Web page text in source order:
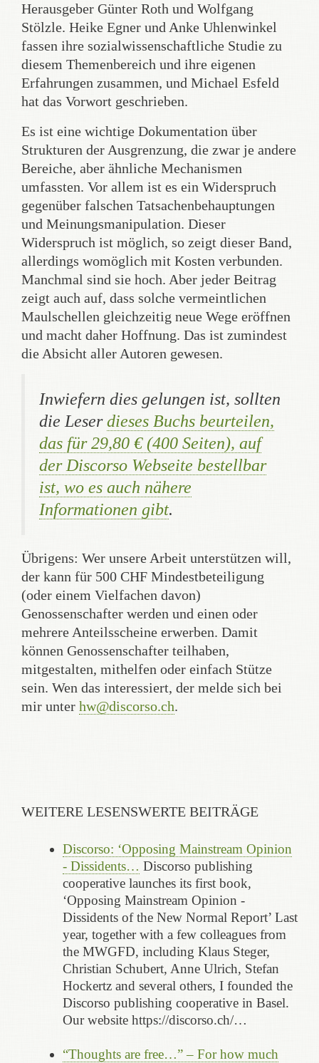
Herausgeber Günter Roth und Wolfgang
Stölzle. Heike Egner und Anke Uhlenwinkel
fassen ihre sozialwissenschaftliche Studie zu
diesem Themenbereich und ihre eigenen
Erfahrungen zusammen, und Michael Esfeld
hat das Vorwort geschrieben.
Es ist eine wichtige Dokumentation über
Strukturen der Ausgrenzung, die zwar je andere
Bereiche, aber ähnliche Mechanismen
umfassten. Vor allem ist es ein Widerspruch
gegenüber falschen Tatsachenbehauptungen
und Meinungsmanipulation. Dieser
Widerspruch ist möglich, so zeigt dieser Band,
allerdings womöglich mit Kosten verbunden.
Manchmal sind sie hoch. Aber jeder Beitrag
zeigt auch auf, dass solche vermeintlichen
Maulschellen gleichzeitig neue Wege eröffnen
und macht daher Hoffnung. Das ist zumindest
die Absicht aller Autoren gewesen.
Inwiefern dies gelungen ist, sollten
die Leserdieses Buchs beurteilen,
das für 29,80 € (400 Seiten), auf
der Discorso Webseite bestellbar
ist, wo es auch nähere
Informationen gibt.
Übrigens: Wer unsere Arbeit unterstützen will,
der kann für 500 CHF Mindestbeteiligung
(oder einem Vielfachen davon)
Genossenschafter werden und einen oder
mehrere Anteilsscheine erwerben. Damit
können Genossenschafter teilhaben,
mitgestalten, mithelfen oder einfach Stütze
sein. Wen das interessiert, der melde sich bei
mir unter hw@discorso.ch.
WEITERE LESENSWERTE BEITRÄGE
Discorso: ‘Opposing Mainstream Opinion
- Dissidents… Discorso publishing
cooperative launches its first book,
‘Opposing Mainstream Opinion -
Dissidents of the New Normal Report’ Last
year, together with a few colleagues from
the MWGFD, including Klaus Steger,
Christian Schubert, Anne Ulrich, Stefan
Hockertz and several others, I founded the
Discorso publishing cooperative in Basel.
Our website https://discorso.ch/…
“Thoughts are free…” – For how much